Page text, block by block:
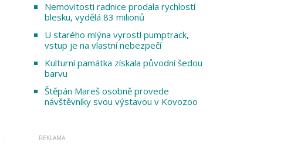
Nemovitosti radnice prodala rychlostí
blesku, vydělá 83 milionů
U starého mlýna vyrostl pumptrack,
vstup je na vlastní nebezpečí
Kulturní památka získala původní šedou
barvu
Štěpán Mareš osobně provede
návštěvníky svou výstavou v Kovozoo